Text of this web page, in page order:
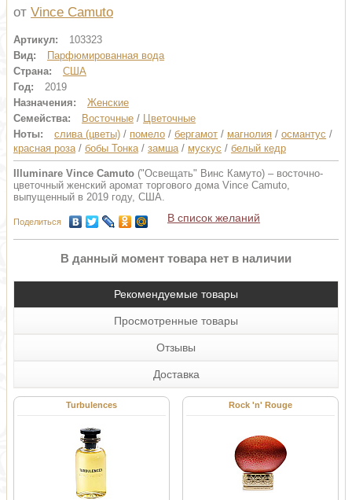
от Vince Camuto
Артикул:
103323
Вид:
Парфюмированная вода
Страна:
США
Год:
2019
Назначения:
Женские
Семейства:
Восточные / Цветочные
Ноты:
слива (цветы) / помело / бергамот / магнолия / османтус /
красная роза/ бобы Тонка/ замша/ мускус / белый кедр
Illuminare Vince Camuto ("Освещать" Винс Камуто) – восточно-
цветочный женский аромат торгового дома Vince Camuto,
выпущенный в 2019 году, США.
Поделиться В список желаний
В данный момент товара нет в наличии
Рекомендуемые товары
Просмотренные товары
Отзывы
Доставка
Turbulences Rock 'n' Rouge